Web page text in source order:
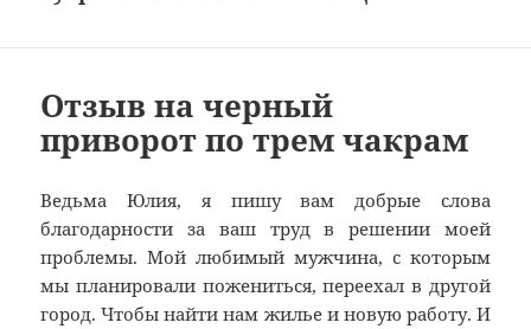
Отзыв на черный
приворот по трем чакрам
Ведьма Юлия, я пишу вам добрые слова
благодарности за ваш труд в решении моей
проблемы. Мой любимый мужчина, с которым
мы планировали пожениться, переехал в другой
город. Чтобы найти нам жилье и новую работу. И